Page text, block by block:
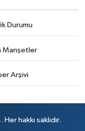
Durumu
Manşetler
Arşivi
hakkı saklıdır.